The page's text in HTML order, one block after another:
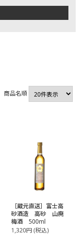
商品名順
［蔵元直送］富士高
砂酒造 高砂 山廃
梅酒 500ml
1,320円(税込)